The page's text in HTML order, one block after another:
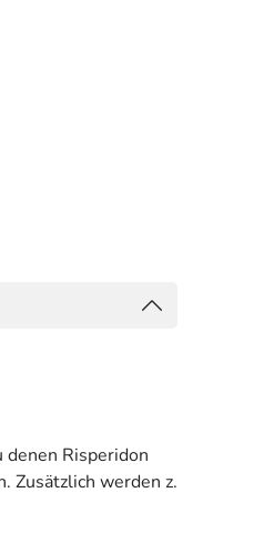
Risperidon
Zusätzlich werden z.